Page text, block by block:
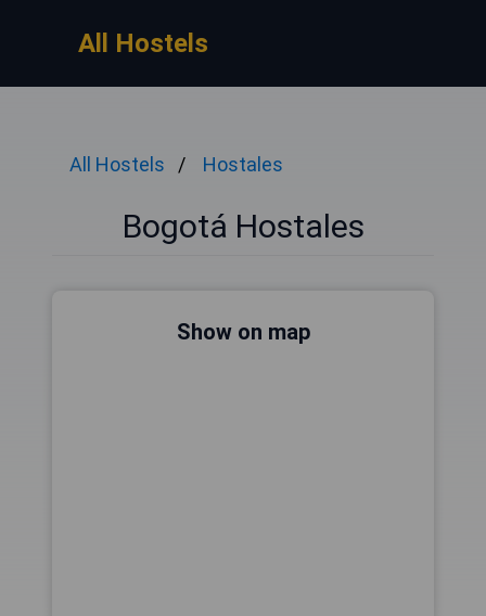
All Hostels
All Hostels Hostales
Bogotá Hostales
Show on map